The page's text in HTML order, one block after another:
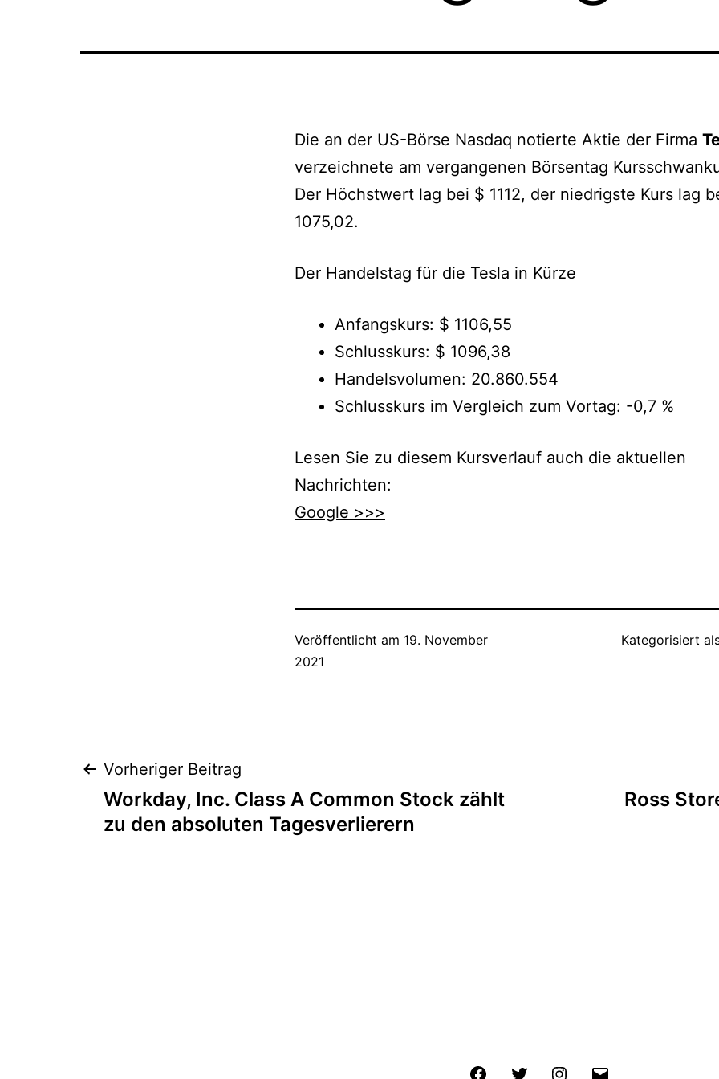
Die an der US-Börse Nasdaq notierte Aktie der Firma
verzeichnete am vergangenen Börsentag
Der Höchstwert lag bei $ 1112, der niedrigste Kurs lag
1075,02.
Der Handelstag für die Tesla in Kürze
Anfangskurs: $ 1106,55
Schlusskurs: $ 1096,38
Handelsvolumen: 20.860.554
Schlusskurs im Vergleich zum Vortag: -0,7 %
Lesen Sie zu diesem Kursverlauf auch die aktuellen
Nachrichten:
Google >>>
Veröffentlicht am 19. November
2021
Kategorisiert
Beitragsnavigation
Vorheriger Beitrag
Workday, Inc. Class A Common Stock zählt
zu den absoluten Tagesverlierern
Ross
FacebookTwitter Instagram